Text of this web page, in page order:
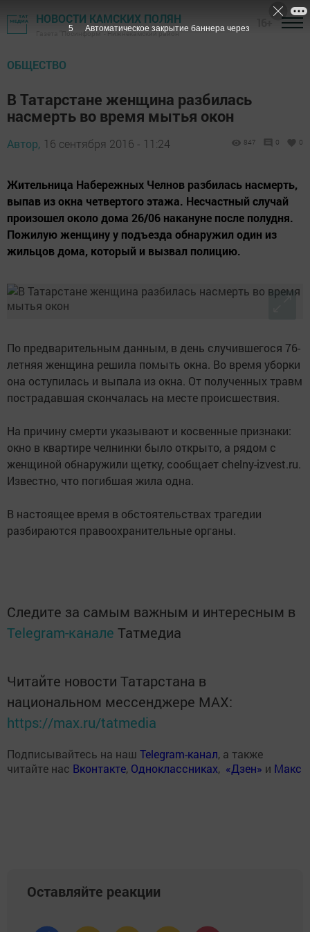
НОВОСТИ КАМСКИХ ПОЛЯН
Газета "Посинформ" - Нижнекамский район
ОБЩЕСТВО
В Татарстане женщина разбилась
насмерть во время мытья окон
Автор, 16 сентября 2016 - 11:24 847 0 0
Жительница Набережных Челнов разбилась насмерть,
выпав из окна четвертого этажа. Несчастный случай
произошел около дома 26/06 накануне после полудня.
Пожилую женщину у подъезда обнаружил один из
жильцов дома, который и вызвал полицию.
По предварительным данным, в день случившегося 76-
летняя женщина решила помыть окна. Во время уборки
она оступилась и выпала из окна. От полученных травм
пострадавшая скончалась на месте происшествия.
На причину смерти указывают и косвенные признаки:
окно в квартире челнинки было открыто, а рядом с
женщиной обнаружили щетку, сообщает chelny-izvest.ru.
Известно, что погибшая жила одна.
В настоящее время в обстоятельствах трагедии
разбираются правоохранительные органы.
Следите за самым важным и интересным в
Telegram-канале Татмедиа
Читайте новости Татарстана в
национальном мессенджере MАХ:
https://max.ru/tatmedia
Подписывайтесь на наш Telegram-канал, а также
читайте нас Вконтакте, Одноклассниках, «Дзен» и Макс
Оставляйте реакции
4 Автоматическое закрытие баннера через